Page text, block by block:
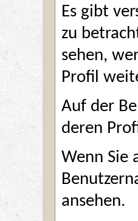
Es gibt
zu
sehen,
Profil
Auf der
deren
Wenn Sie
ansehen.